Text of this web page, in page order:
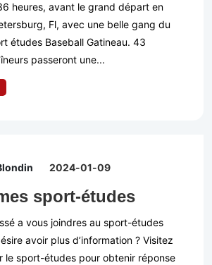
heures, avant le grand départ en
Fl, avec une belle gang du
études Baseball Gatineau. 43
passeront une...
2024-01-09
sport-études
a vous joindres au sport-études
avoir plus d’information ? Visitez
le sport-études pour obtenir réponse